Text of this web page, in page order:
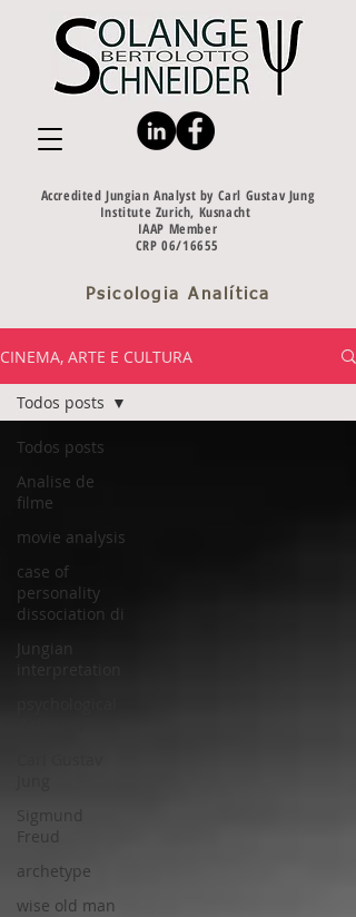
Accredited Jungian Analyst by Carl Gustav Jung
Institute Zurich, Kusnacht
IAAP Member
CRP 06/16655
Psicologia Analítica
CINEMA, ARTE E CULTURA
Todos posts
Analise de
filme
movie analysis
case of
personality
dissociation di
Jungian
Sigmund
Freud
archetype
wise old man
Todos posts